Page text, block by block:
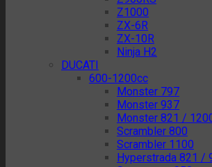
Z1000
ZX-6R
ZX-10R
Ninja H2
DUCATI
600-1200cc
Monster 797
Monster 937
Monster 821 /
Scrambler 800
Scrambler 1100
Hyperstrada 821 /